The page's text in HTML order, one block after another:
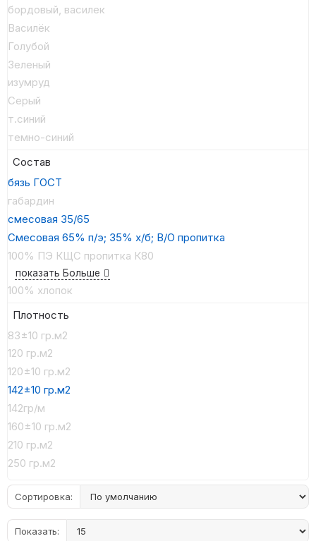
бордовый, василек
Василёк
Голубой
Зеленый
изумруд
Серый
т.синий
темно-синий
Состав
бязь ГОСТ
габардин
смесовая 35/65
Смесовая 65% п/э; 35% х/б; В/О пропитка
100% ПЭ КЩС пропитка К80
показать Больше
100% хлопок
Плотность
83±10 гр.м2
120 гр.м2
120±10 гр.м2
142±10 гр.м2
142гр/м
160±10 гр.м2
210 гр.м2
250 гр.м2
Сортировка:
Показать: